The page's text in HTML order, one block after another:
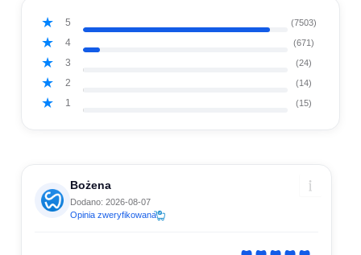
5 (7503)
4 (671)
3 (24)
2 (14)
1 (15)
Bożena
Dodano: 2026-08-07
Opinia zweryfikowana